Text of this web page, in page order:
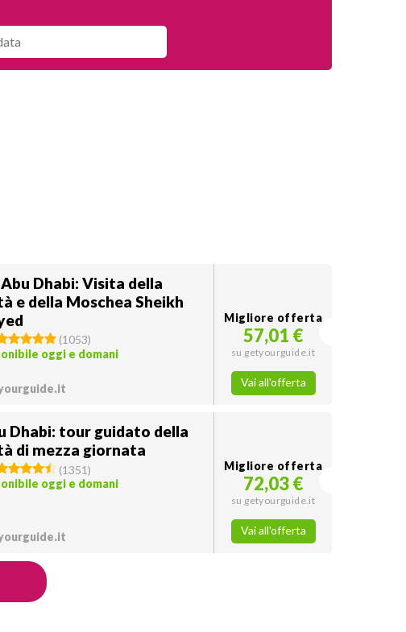
Dhabi: Visita della
e della Moschea Sheikh
(1053)
oggi e domani
Migliore offerta
57,01 €
su getyourguide.it
Vai all'offerta
Dhabi: tour guidato della
di mezza giornata
(1351)
oggi e domani
Migliore offerta
72,03 €
su getyourguide.it
Vai all'offerta